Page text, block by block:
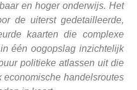
en hoger onderwijs. Het
de uiterst gedetailleerde,
kaarten die complexe
één oogopslag inzichtelijk
politieke atlassen uit die
economische handelsroutes